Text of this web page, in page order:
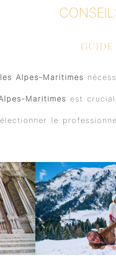
Alpes-Maritimes
Maritimes est
le